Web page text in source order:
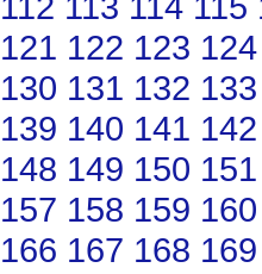
121 122 123 124
130 131 132 133
139 140 141 142
148 149 150 151
157 158 159 160
166 167 168 169